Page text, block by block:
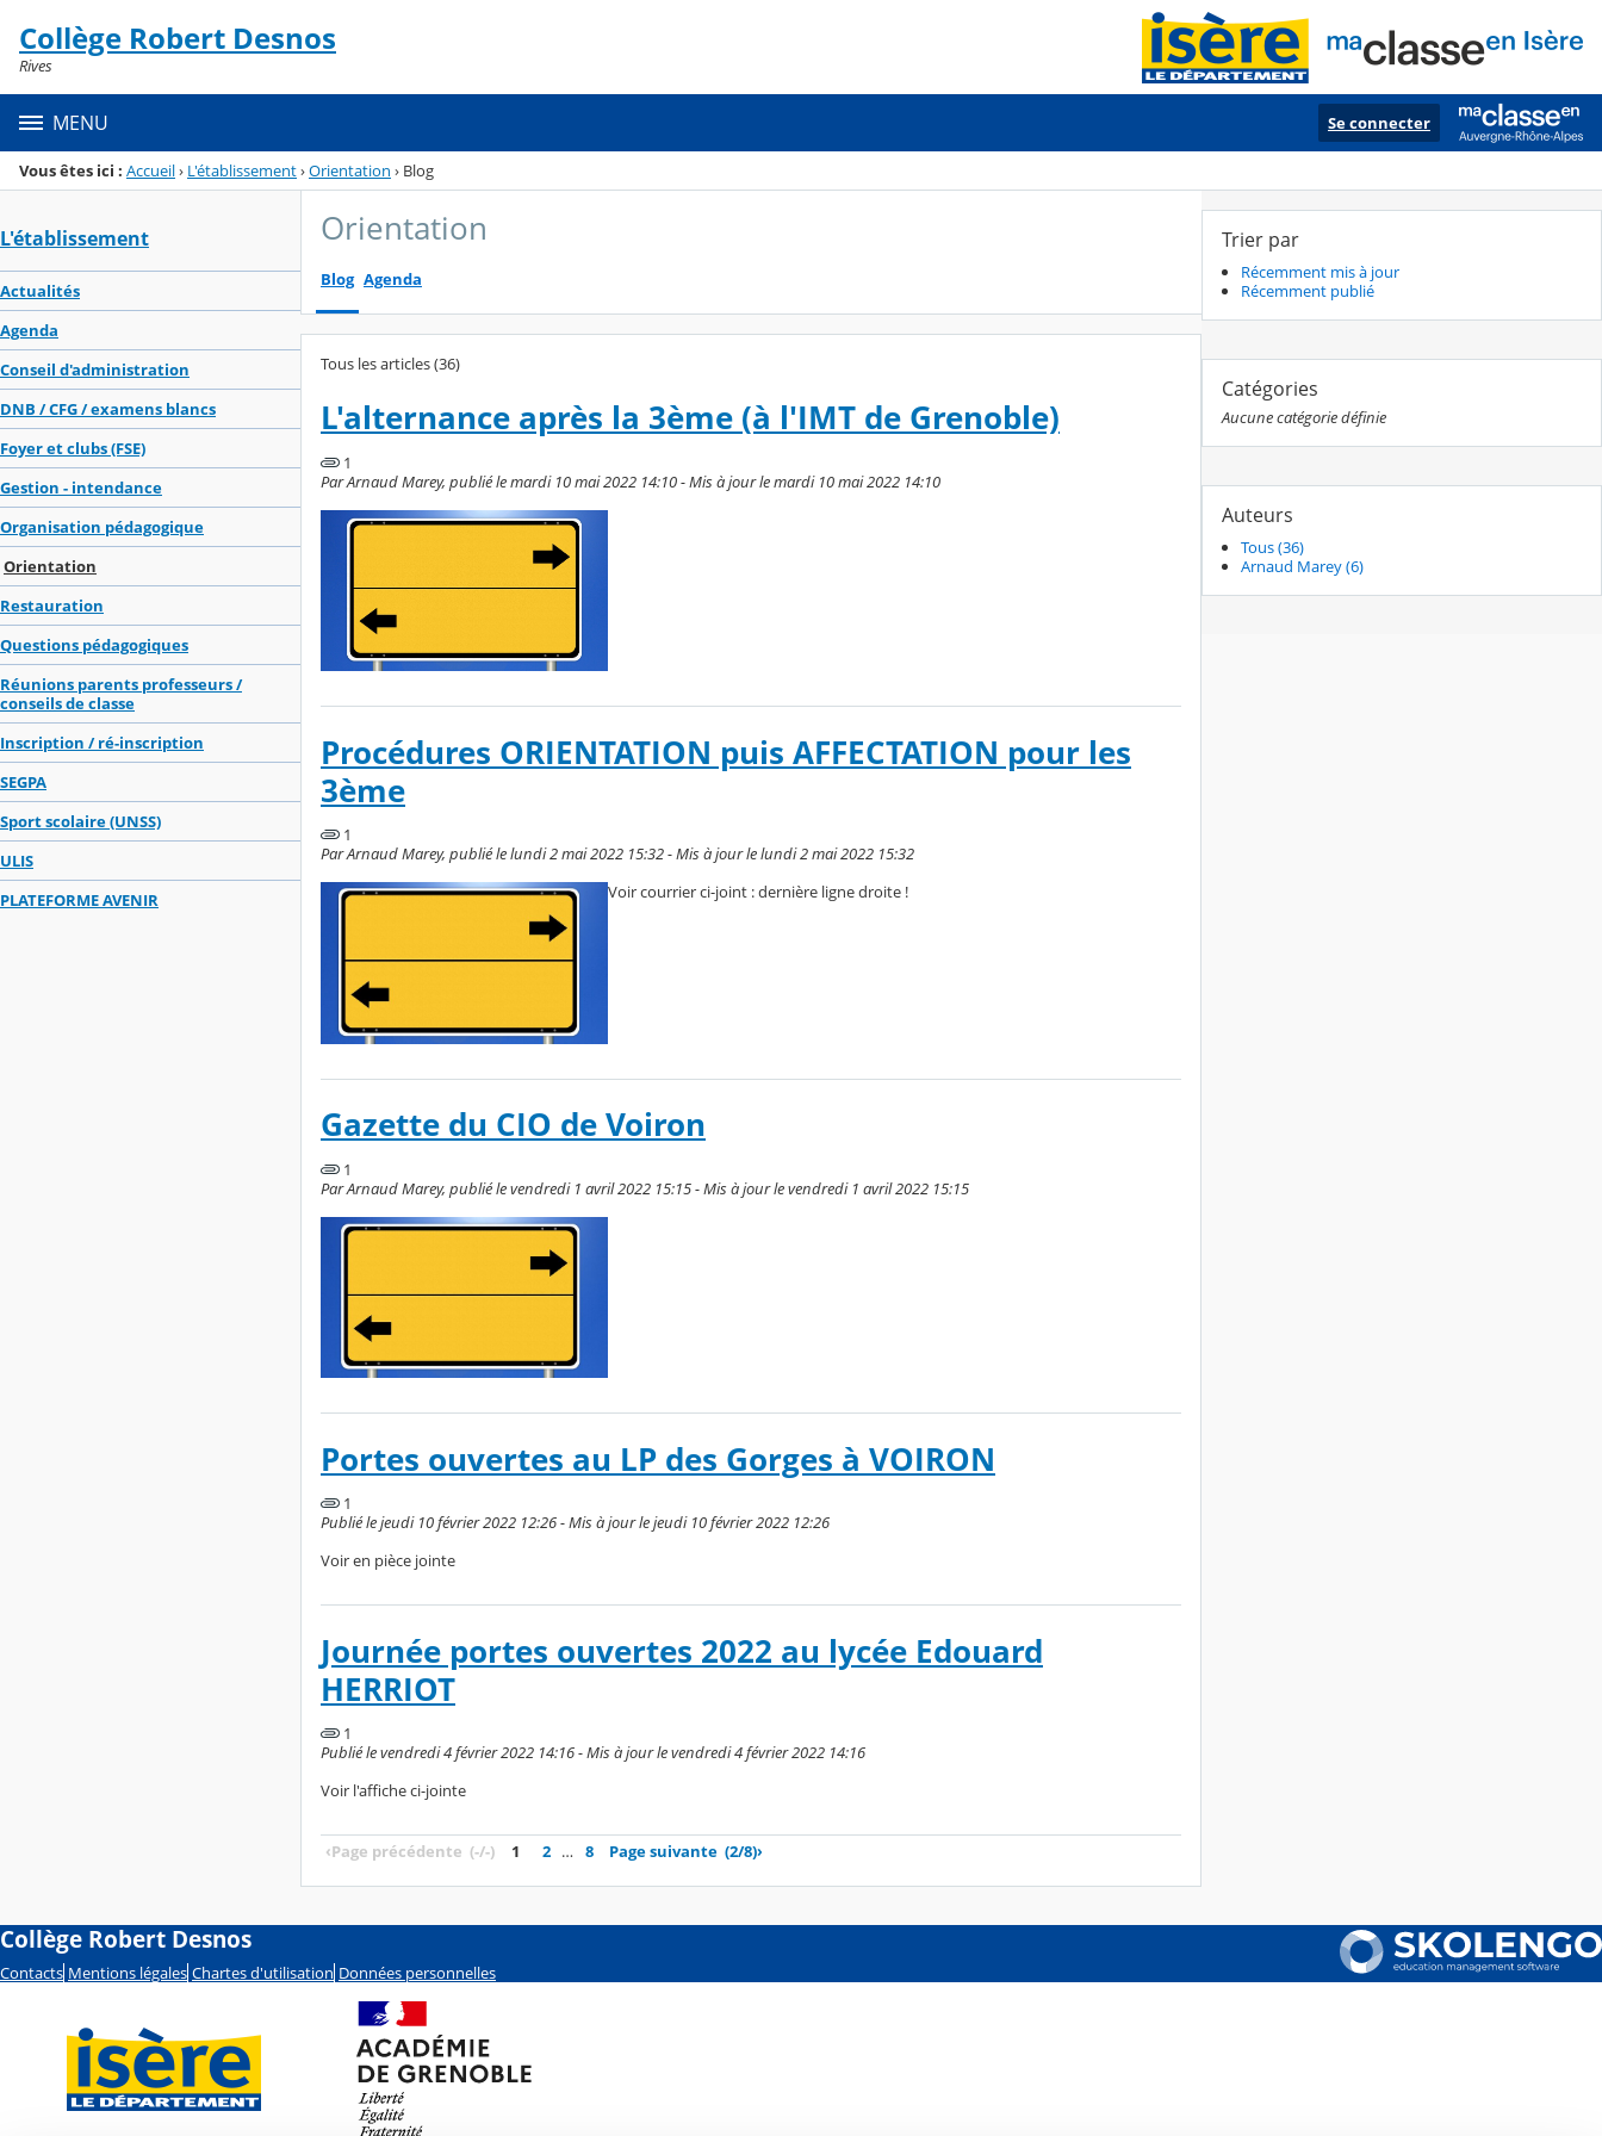
Menu de la rubrique
Contenu
Collège Robert Desnos
Rives
MENU Se connecter
Vous êtes ici : Accueil› L'établissement›Orientation › Blog
L'établissement
Actualités
Agenda
Conseil d'administration
DNB / CFG / examens blancs
Foyer et clubs (FSE)
Gestion - intendance
Organisation pédagogique
Orientation
Restauration
Questions pédagogiques
Réunions parents professeurs /
conseils de classe
Inscription / ré-inscription
SEGPA
Sport scolaire (UNSS)
ULIS
PLATEFORME AVENIR
Orientation
Blog Agenda
Tous les articles (36)
L'alternance après la 3ème (à l'IMT de Grenoble)
1
Par Arnaud Marey, publié le mardi 10 mai 2022 14:10 - Mis à jour le mardi 10 mai 2022 14:10
Procédures ORIENTATION puis AFFECTATION pour les
3ème
1
Par Arnaud Marey, publié le lundi 2 mai 2022 15:32 - Mis à jour le lundi 2 mai 2022 15:32
Voir courrier ci-joint : dernière ligne droite !
Gazette du CIO de Voiron
1
Par Arnaud Marey, publié le vendredi 1 avril 2022 15:15 - Mis à jour le vendredi 1 avril 2022 15:15
Portes ouvertes au LP des Gorges à VOIRON
1
Publié le jeudi 10 février 2022 12:26 - Mis à jour le jeudi 10 février 2022 12:26
Voir en pièce jointe
Journée portes ouvertes 2022 au lycée Edouard
HERRIOT
1
Publié le vendredi 4 février 2022 14:16 - Mis à jour le vendredi 4 février 2022 14:16
Voir l'affiche ci-jointe
‹Page précédente (-/-) 1 2 … 8 Page suivante (2/8)›
Trier par
Récemment mis à jour
Récemment publié
Catégories
Aucune catégorie définie
Auteurs
Tous (36)
Arnaud Marey (6)
Collège Robert Desnos
Contacts Mentions légales Chartes d'utilisation Données personnelles